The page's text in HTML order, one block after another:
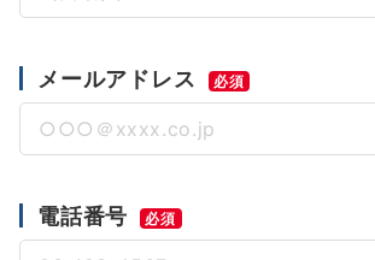
メールアドレス 必須
電話番号 必須